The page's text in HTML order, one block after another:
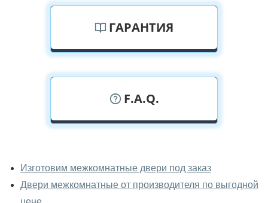
ГАРАНТИЯ
F.A.Q.
межкомнатные двери фаворит
вживую?
Да, можно посмотреть межкомнатные двери фаворит
Изготовим межкомнатные двери под заказ
Двери межкомнатные от производителя по выгодной